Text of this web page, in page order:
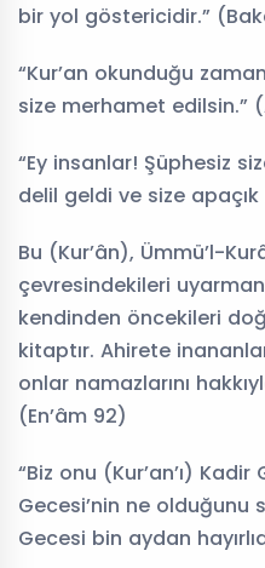
Hafız
bir yol göstericidir.”
“Kur’an okunduğu
size merhamet edilsin.”
“Ey insanlar! Şüphesiz
delil geldi ve size
Bu (Kur’ân), Ümmü’l-
çevresindekileri
kendinden öncekileri
kitaptır. Ahirete
onlar namazlarını
(En’âm 92)
“Biz onu (Kur’an’ı)
Gecesi’nin ne olduğunu
Gecesi bin aydan